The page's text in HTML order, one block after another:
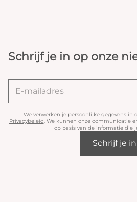
Schrijf je in op onze
We verwerken je persoonlijke gegevens in
Privacybeleid. We kunnen onze communicatie
op basis van de informatie die
Schrijf je in